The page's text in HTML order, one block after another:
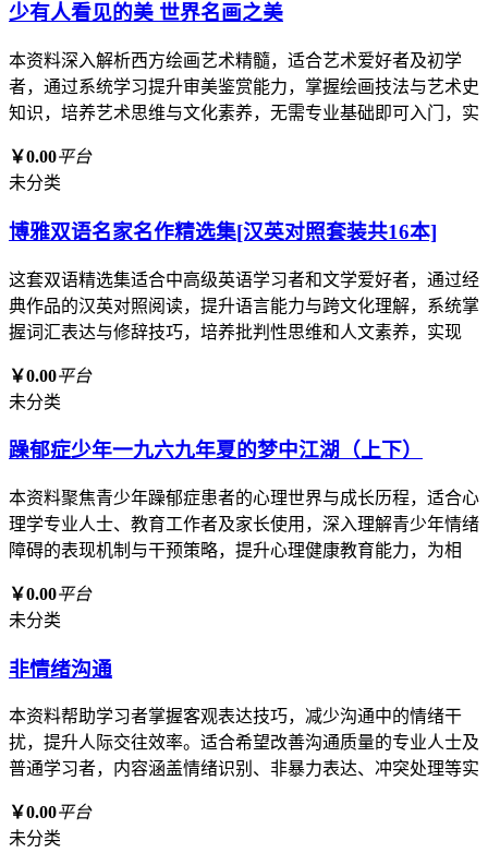
少有人看见的美 世界名画之美
本资料深入解析西方绘画艺术精髓，适合艺术爱好者及初学
者，通过系统学习提升审美鉴赏能力，掌握绘画技法与艺术史
知识，培养艺术思维与文化素养，无需专业基础即可入门，实
￥0.00平台
未分类
博雅双语名家名作精选集[汉英对照套装共16本]
这套双语精选集适合中高级英语学习者和文学爱好者，通过经
典作品的汉英对照阅读，提升语言能力与跨文化理解，系统掌
握词汇表达与修辞技巧，培养批判性思维和人文素养，实现
￥0.00平台
未分类
躁郁症少年一九六九年夏的梦中江湖（上下）
本资料聚焦青少年躁郁症患者的心理世界与成长历程，适合心
理学专业人士、教育工作者及家长使用，深入理解青少年情绪
障碍的表现机制与干预策略，提升心理健康教育能力，为相
￥0.00平台
未分类
非情绪沟通
本资料帮助学习者掌握客观表达技巧，减少沟通中的情绪干
扰，提升人际交往效率。适合希望改善沟通质量的专业人士及
普通学习者，内容涵盖情绪识别、非暴力表达、冲突处理等实
￥0.00平台
未分类